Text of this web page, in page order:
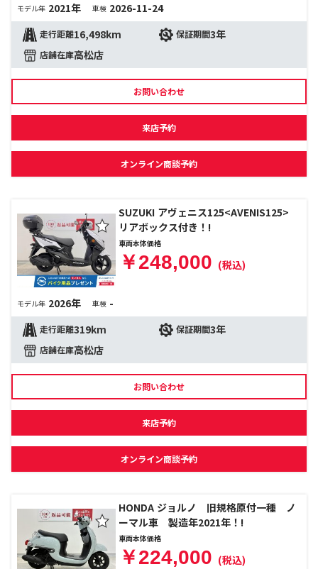
モデル年 2021年 車検 2026-11-24
走行距離16,498km 保証期間3年
店舗在庫高松店
お問い合わせ
来店予約
オンライン商談予約
SUZUKI アヴェニス125<AVENIS125>
リアボックス付き！!
車両本体価格
￥248,000 (税込)
モデル年 2026年 車検 -
走行距離319km 保証期間3年
店舗在庫高松店
お問い合わせ
来店予約
オンライン商談予約
HONDA ジョルノ 旧規格原付一種 ノ
ーマル車 製造年2021年！!
車両本体価格
￥224,000 (税込)